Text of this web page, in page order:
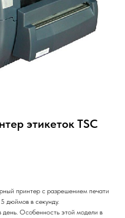
этикеток TSC
принтер с разрешением печати
дюймов в секунду.
день. Особенность этой модели в